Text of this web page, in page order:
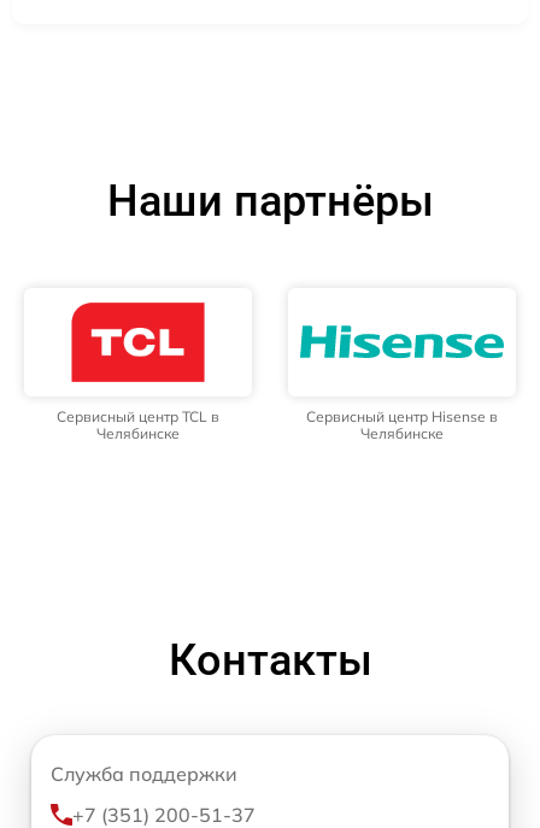
Наши партнёры
Сервисный центр TCL в
Челябинске
Сервисный центр Hisense в
Челябинске
Контакты
Служба поддержки
+7 (351) 200-51-37